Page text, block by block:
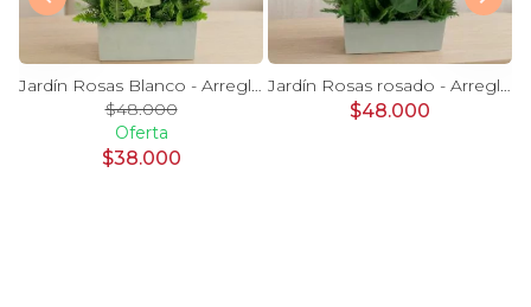
Jardín Rosas Blanco - Arreglo 12 rosas blanco e hypericum
$48.000
Oferta
$38.000
Jardín Rosas rosado - Arreglo 12 rosas rosadas e hypericum
$48.000